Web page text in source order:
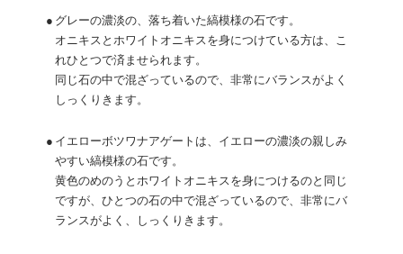
● グレーの濃淡の、落ち着いた縞模様の石です。
オニキスとホワイトオニキスを身につけている方は、こ
れひとつで済ませられます。
同じ石の中で混ざっているので、非常にバランスがよく
しっくりきます。
● イエローボツワナアゲートは、イエローの濃淡の親しみ
やすい縞模様の石です。
黄色のめのうとホワイトオニキスを身につけるのと同じ
ですが、ひとつの石の中で混ざっているので、非常にバ
ランスがよく、しっくりきます。